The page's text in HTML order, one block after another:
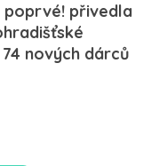
poprvé! přivedla
nových dárců